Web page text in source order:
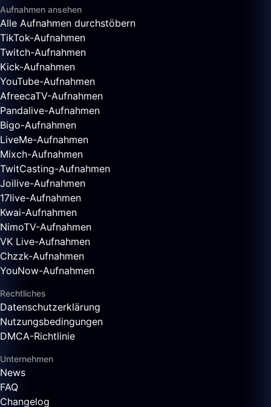
Aufnahmen ansehen
Alle Aufnahmen durchstöbern
TikTok-Aufnahmen
Twitch-Aufnahmen
Kick-Aufnahmen
YouTube-Aufnahmen
AfreecaTV-Aufnahmen
Pandalive-Aufnahmen
Bigo-Aufnahmen
LiveMe-Aufnahmen
Mixch-Aufnahmen
TwitCasting-Aufnahmen
Joilive-Aufnahmen
17live-Aufnahmen
Kwai-Aufnahmen
NimoTV-Aufnahmen
VK Live-Aufnahmen
Chzzk-Aufnahmen
YouNow-Aufnahmen
Rechtliches
Datenschutzerklärung
Nutzungsbedingungen
DMCA-Richtlinie
Unternehmen
News
FAQ
Changelog